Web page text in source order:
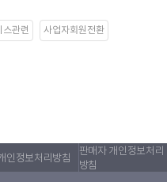
스관련 사업자회원전환
인정보처리방침
판매자 개인정보처리
방침